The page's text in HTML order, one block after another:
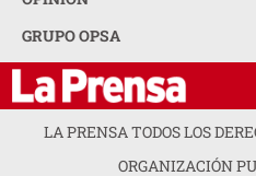
GRUPO OPSA
LA PRENSA TODOS LOS
ORGANIZACIÓN